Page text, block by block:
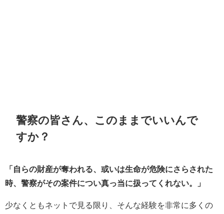
警察の皆さん、このままでいいんで
すか？
「自らの財産が奪われる、或いは生命が危険にさらされた
時、警察がその案件につい真っ当に扱ってくれない。」
少なくともネットで見る限り、そんな経験を非常に多くの